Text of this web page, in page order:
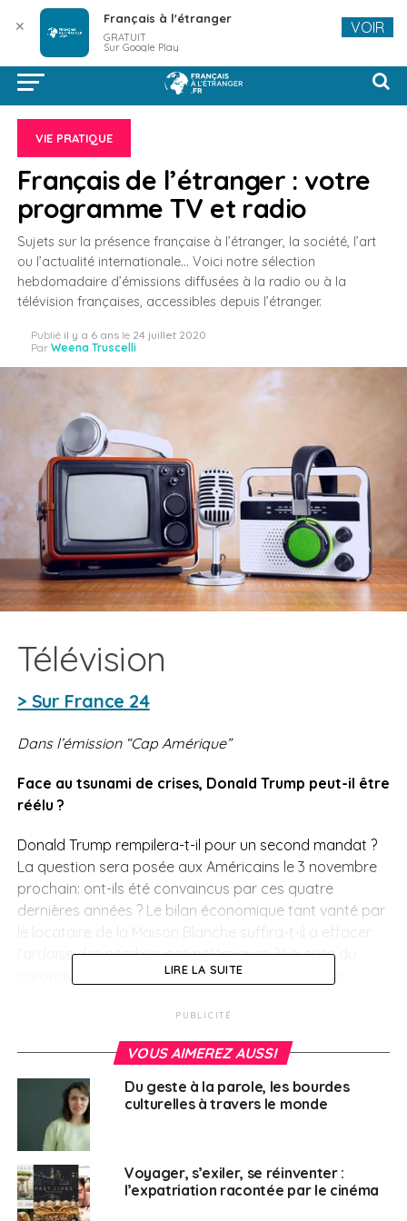
VIE PRATIQUE
Français de l’étranger : votre
programme TV et radio
Sujets sur la présence française à l’étranger, la société, l’art
ou l’actualité internationale… Voici notre sélection
hebdomadaire d’émissions diffusées à la radio ou à la
télévision françaises, accessibles depuis l’étranger.
Publié il y a 6 ans le 24 juillet 2020
Par Weena Truscelli
Télévision
> Sur France 24
Dans l’émission “Cap Amérique”
Face au tsunami de crises, Donald Trump peut-il être
réélu ?
Donald Trump rempilera-t-il pour un second mandat ?
La question sera posée aux Américains le 3 novembre
prochain: ont-ils été convaincus par ces quatre
dernières années ? Le bilan économique tant vanté par
le locataire de la Maison Blanche suffira-t-il à effacer
l’ardoise des nombreuses polémiques ? La crise du
coronavirus, invitée surprise de cette campagne
cette émission, nous explorerons les questions que
soulèvent cette élection présidentielle et les
nombreuses incertitudes qui l’entourent.
Par Elisabeth Allain
Regarder l’émission
Dans l’émission Reportages
LIRE LA SUITE
PUBLICITÉ
VOUS AIMEREZ AUSSI
Du geste à la parole, les bourdes
culturelles à travers le monde
Voyager, s’exiler, se réinventer :
l’expatriation racontée par le cinéma
✕ Français à l'étranger
GRATUIT
Sur Google Play
VOIR